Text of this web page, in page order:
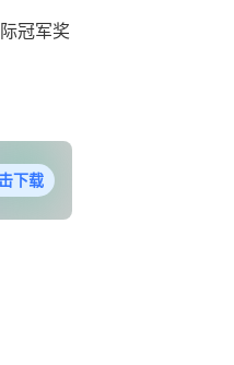
冠军奖
下载